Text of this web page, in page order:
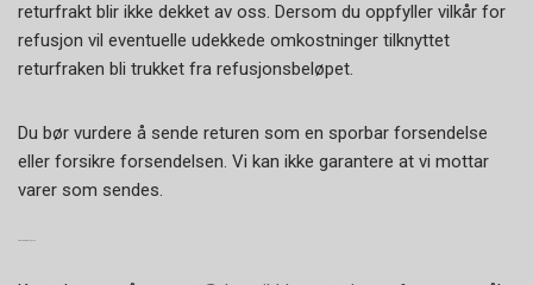
returfrakt blir ikke dekket av oss. Dersom du oppfyller vilkår for
refusjon vil eventuelle udekkede omkostninger tilknyttet
returfraken bli trukket fra refusjonsbeløpet.
Du bør vurdere å sende returen som en sporbar forsendelse
eller forsikre forsendelsen. Vi kan ikke garantere at vi mottar
varer som sendes.